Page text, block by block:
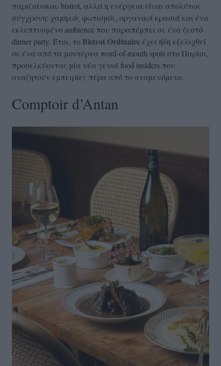
παριζιάνικου bistrot, αλλά η ενέργεια είναι απολύτως
σύγχρονη: χαμηλός φωτισμός, οργανικά κρασιά και ένα
εκλεπτυσμένο ambience που παραπέμπει σε ένα ζεστό
dinner party. Έτσι, το Bistrot Ordinaire έχει ήδη εξελιχθεί
σε ένα από τα μοντέρνα word-of-mouth spots στο Παρίσι,
προσελκύοντας μία νέα γενιά food insiders που
αναζητούν εμπειρίες πέρα από το αναμενόμενο.
Comptoir d’Antan